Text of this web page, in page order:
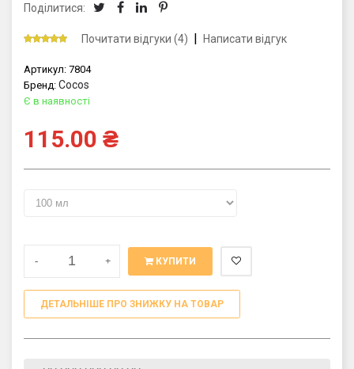
Поділитися:
Почитати відгуки (4) | Написати відгук
Артикул: 7804
Бренд: Cocos
Є в наявності
115.00 ₴
- + КУПИТИ
ДЕТАЛЬНІШЕ ПРО ЗНИЖКУ НА ТОВАР